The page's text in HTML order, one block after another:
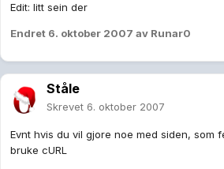
Edit: litt sein der
Endret 6. oktober 2007 av Runar0
Ståle
Skrevet 6. oktober 2007
Evnt hvis du vil gjore noe med siden, som
bruke cURL